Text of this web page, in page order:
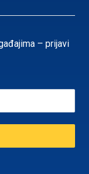
– prijavi